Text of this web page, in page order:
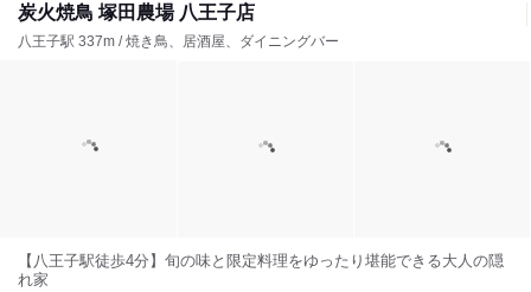
炭火焼鳥 塚田農場 八王子店
八王子駅 337m / 焼き鳥、居酒屋、ダイニングバー
【八王子駅徒歩4分】旬の味と限定料理をゆったり堪能できる大人の隠
れ家